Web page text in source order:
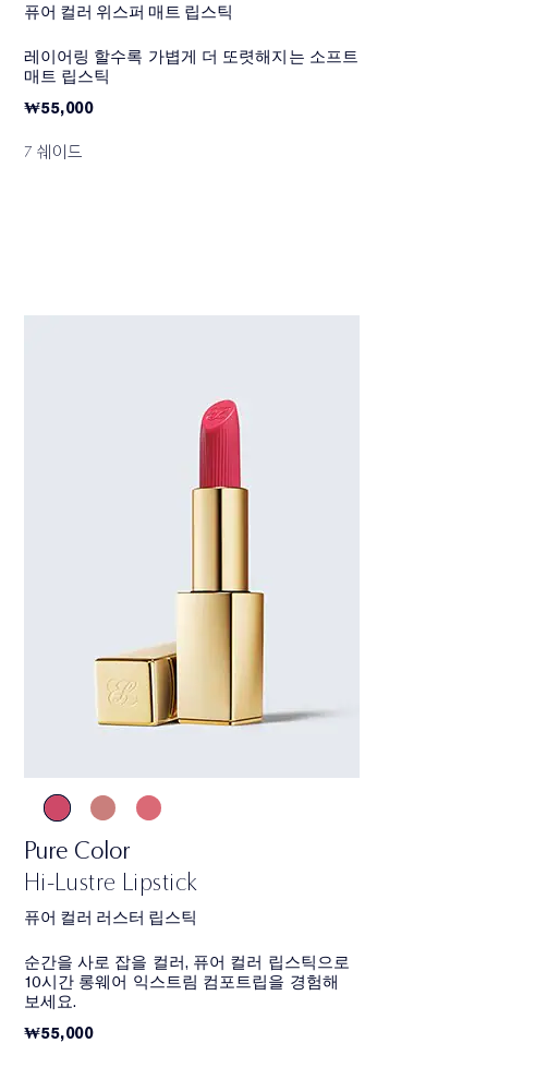
퓨어 컬러 위스퍼 매트 립스틱
레이어링 할수록 가볍게 더 또렷해지는 소프트
매트 립스틱
₩55,000
7 쉐이드
Pure Color
Hi-Lustre Lipstick
퓨어 컬러 러스터 립스틱
순간을 사로 잡을 컬러, 퓨어 컬러 립스틱으로
10시간 롱웨어 익스트림 컴포트립을 경험해
보세요.
₩55,000